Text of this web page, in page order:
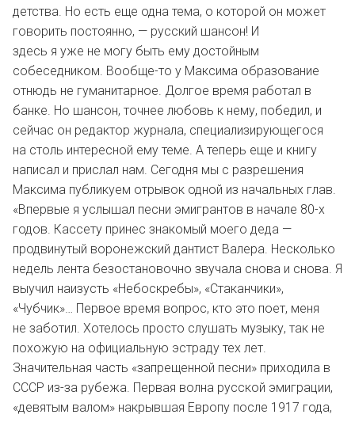
детства. Но есть еще одна тема, о которой он может
говорить постоянно, — русский шансон! И
здесь я уже не могу быть ему достойным
собеседником. Вообще-то у Максима образование
отнюдь не гуманитарное. Долгое время работал в
банке. Но шансон, точнее любовь к нему, победил, и
сейчас он редактор журнала, специализирующегося
на столь интересной ему теме. А теперь еще и книгу
написал и прислал нам. Сегодня мы с разрешения
Максима публикуем отрывок одной из начальных глав.
«Впервые я услышал песни эмигрантов в начале 80-х
годов. Кассету принес знакомый моего деда —
продвинутый воронежский дантист Валера. Несколько
недель лента безостановочно звучала снова и снова. Я
выучил наизусть «Небоскребы», «Стаканчики»,
«Чубчик»… Первое время вопрос, кто это поет, меня
не заботил. Хотелось просто слушать музыку, так не
похожую на официальную эстраду тех лет.
Значительная часть «запрещенной песни» приходила в
СССР из-за рубежа. Первая волна русской эмиграции,
«девятым валом» накрывшая Европу после 1917 года,